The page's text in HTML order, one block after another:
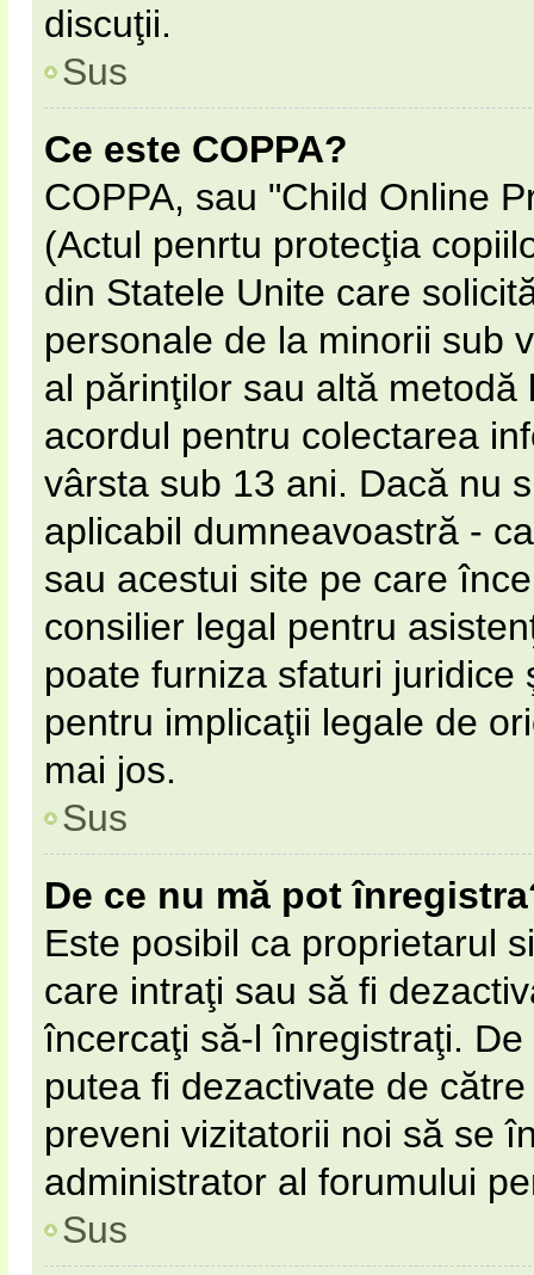
discuţii.
Sus
Ce este COPPA?
COPPA, sau "Child Online
(Actul penrtu protecţia
din Statele Unite care
personale de la minorii sub
al părinţilor sau altă
acordul pentru colectarea
vârsta sub 13 ani. Dacă nu
aplicabil dumneavoastră -
sau acestui site pe care
consilier legal pentru
poate furniza sfaturi
pentru implicaţii legale de
mai jos.
Sus
De ce nu mă pot
Este posibil ca proprietarul
care intraţi sau să fi
încercaţi să-l înregistraţi.
putea fi dezactivate de
preveni vizitatorii noi să se
administrator al forumului
Sus